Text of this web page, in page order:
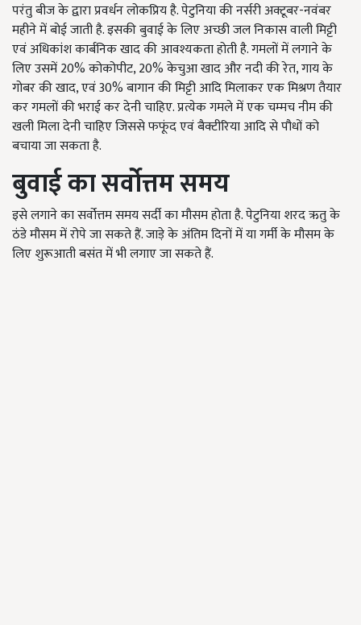
परंतु बीज के द्वारा प्रवर्धन लोकप्रिय है. पेटुनिया की नर्सरी अक्टूबर-नवंबर
महीने में बोई जाती है. इसकी बुवाई के लिए अच्छी जल निकास वाली मिट्टी
एवं अधिकांश कार्बनिक खाद की आवश्यकता होती है. गमलों में लगाने के
लिए उसमें 20% कोकोपीट, 20% केचुआ खाद और नदी की रेत, गाय के
गोबर की खाद, एवं 30% बागान की मिट्टी आदि मिलाकर एक मिश्रण तैयार
कर गमलों की भराई कर देनी चाहिए. प्रत्येक गमले में एक चम्मच नीम की
खली मिला देनी चाहिए जिससे फफूंद एवं बैक्टीरिया आदि से पौधों को
बचाया जा सकता है.
बुवाई का सर्वोत्तम समय
इसे लगाने का सर्वोत्तम समय सर्दी का मौसम होता है. पेटुनिया शरद ऋतु के
ठंडे मौसम में रोपे जा सकते हैं. जाड़े के अंतिम दिनों में या गर्मी के मौसम के
लिए शुरूआती बसंत में भी लगाए जा सकते हैं.